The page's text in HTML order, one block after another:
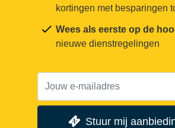
kortingen met besparingen
Wees als eerste op de
nieuwe dienstregelingen
Stuur mij